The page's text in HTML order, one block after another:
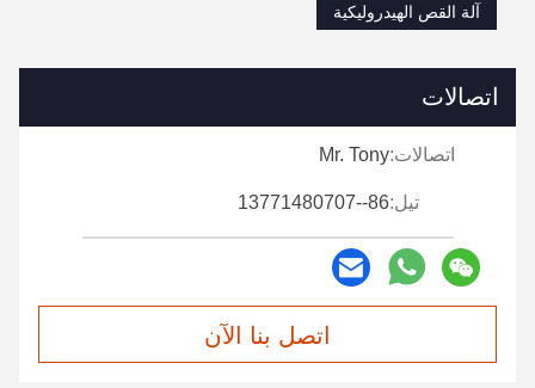
آلة القص الهيدروليكية
اتصالات
اتصالات:Mr. Tony
تيل:86--13771480707
اتصل بنا الآن